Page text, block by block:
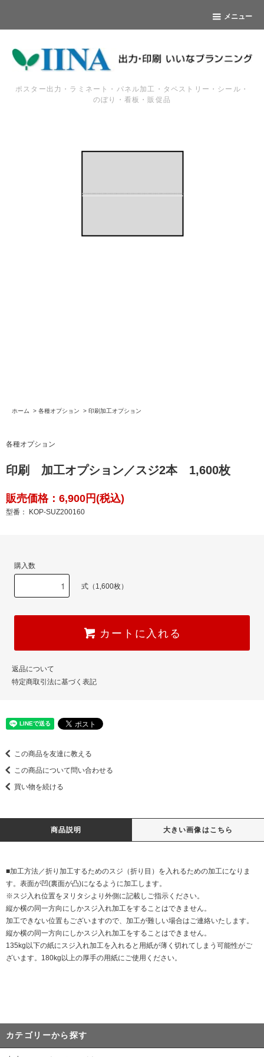
メニュー
ポスター出力・ラミネート・パネル加工・タペストリー・シール・
のぼり・看板・販促品
ホーム > 各種オプション > 印刷加工オプション
各種オプション
印刷 加工オプション／スジ2本 1,600枚
販売価格：6,900円(税込)
型番： KOP-SUZ200160
購入数
式（1,600枚）
カートに入れる
返品について
特定商取引法に基づく表記
この商品を友達に教える
この商品について問い合わせる
買い物を続ける
商品説明 大きい画像はこちら
■加工方法／折り加工するためのスジ（折り目）を入れるための加工になりま
す。表面が凹(裏面が凸)になるように加工します。
※スジ入れ位置をヌリタシより外側に記載しご指示ください。
縦か横の同一方向にしかスジ入れ加工をすることはできません。
加工できない位置もございますので、加工が難しい場合はご連絡いたします。
縦か横の同一方向にしかスジ入れ加工をすることはできません。
135kg以下の紙にスジ入れ加工を入れると用紙が薄く切れてしまう可能性がご
ざいます。180kg以上の厚手の用紙にご使用ください。
カテゴリーから探す